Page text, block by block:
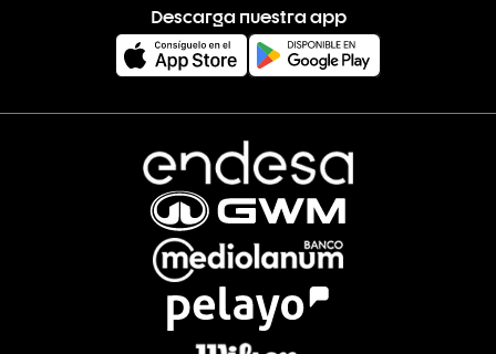
Descarga nuestra app